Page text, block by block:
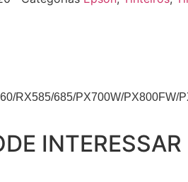
RX585/685/PX700W/PX800FW/
INTERESSAR